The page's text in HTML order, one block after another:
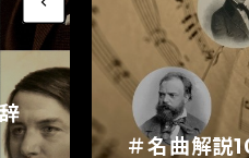
＃名曲解説